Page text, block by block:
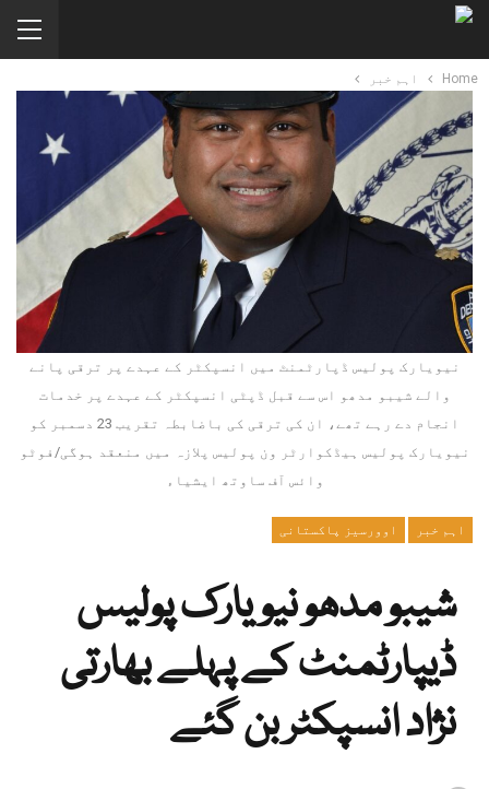
Home اہم خبر
نیویارک پولیس ڈپارٹمنٹ میں انسپکٹر کے عہدے پر ترقی پانے
والے شیبو مدھو اس سے قبل ڈپٹی انسپکٹر کے عہدے پر خدمات
انجام دے رہے تھے، ان کی ترقی کی باضابطہ تقریب 23 دسمبر کو
نیویارک پولیس ہیڈکوارٹر ون پولیس پلازہ میں منعقد ہوگی/فوٹو
وائس آف ساوتھ ایشیاء
اہم خبر اوورسیز پاکستانی
شیبو مدھو نیویارک پولیس
ڈیپارٹمنٹ کے پہلے بھارتی
نژاد انسپکٹر بن گئے